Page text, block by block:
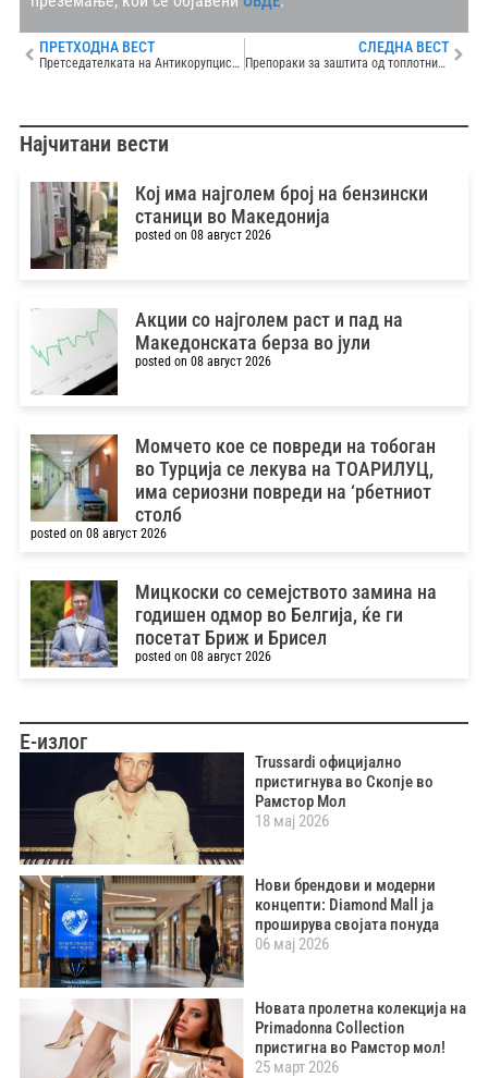
ПРЕТХОДНА ВЕСТ
Претседателката на Антикорупциска обвинета за одавање службена тајна во случајот „Адитив“
СЛЕДНА ВЕСТ
Препораки за заштита од топлотниот бран: Не излегувајте од 11 до 17 часот
Најчитани вести
Кој има најголем број на бензински
станици во Македонија
posted on 08 август 2026
Акции со најголем раст и пад на
Македонската берза во јули
posted on 08 август 2026
Момчето кое се повреди на тобоган
во Турција се лекува на ТОАРИЛУЦ,
има сериозни повреди на ‘рбетниот
столб
posted on 08 август 2026
Мицкоски со семејството замина на
годишен одмор во Белгија, ќе ги
посетат Бриж и Брисел
posted on 08 август 2026
Е-излог
Trussardi официјално
пристигнува во Скопје во
Рамстор Мол
18 мај 2026
Нови брендови и модерни
концепти: Diamond Mall ја
проширува својата понуда
06 мај 2026
Новата пролетна колекција на
Primadonna Collection
пристигна во Рамстор мол!
25 март 2026